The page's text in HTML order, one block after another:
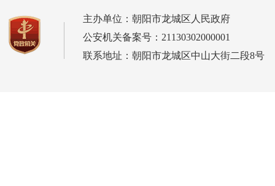
主办单位：朝阳市龙城区人民政府
公安机关备案号：21130302000001
联系地址：朝阳市龙城区中山大街二段8号